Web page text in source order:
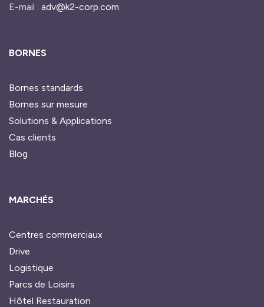
E-mail : adv@k2-corp.com
BORNES
Bornes standards
Bornes sur mesure
Solutions & Applications
Cas clients
Blog
MARCHÉS
Centres commerciaux
Drive
Logistique
Parcs de Loisirs
Hôtel Restauration